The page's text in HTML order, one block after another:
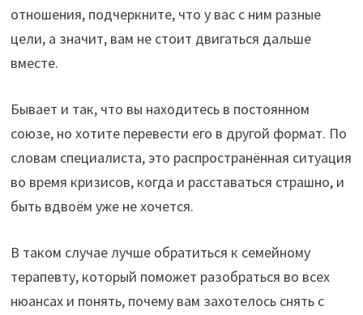
отношения, подчеркните, что у вас с ним разные
цели, а значит, вам не стоит двигаться дальше
вместе.
Бывает и так, что вы находитесь в постоянном
союзе, но хотите перевести его в другой формат. По
словам специалиста, это распространённая ситуация
во время кризисов, когда и расставаться страшно, и
быть вдвоём уже не хочется.
В таком случае лучше обратиться к семейному
терапевту, который поможет разобраться во всех
нюансах и понять, почему вам захотелось снять с